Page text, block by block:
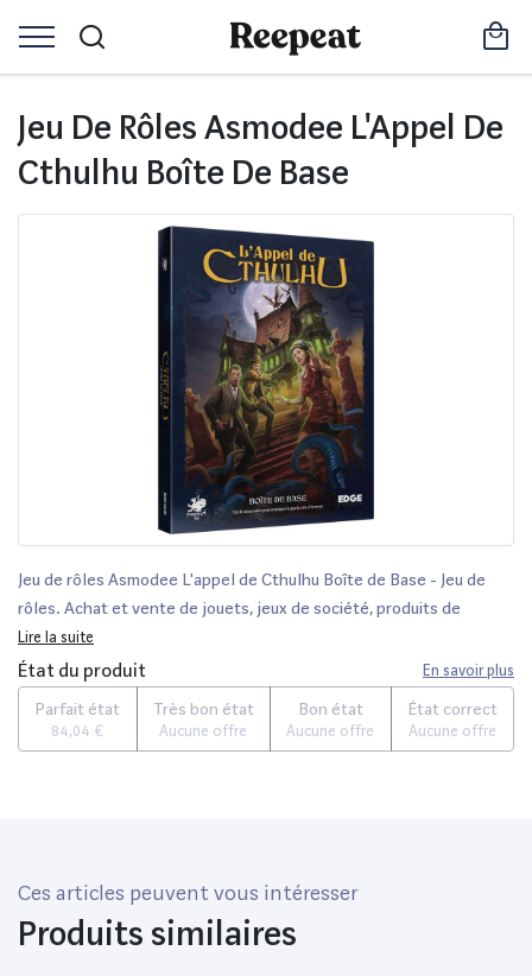
Jeu De Rôles Asmodee L'Appel De
Cthulhu Boîte De Base
Jeu de rôles Asmodee L'appel de Cthulhu Boîte de Base - Jeu de
rôles. Achat et vente de jouets, jeux de société, produits de
puériculture. Découvrez les Univers Playmobil, Légo, FisherPrice,
Vtech ainsi que les grandes marques de puériculture : Chicco, Bébé
Confort, Mac Laren, Babybjörn...
Lire la suite
État du produit En savoir plus
Parfait état
84,04 €
Très bon état
Aucune offre
Bon état
Aucune offre
État correct
Aucune offre
Ces articles peuvent vous intéresser
Produits similaires